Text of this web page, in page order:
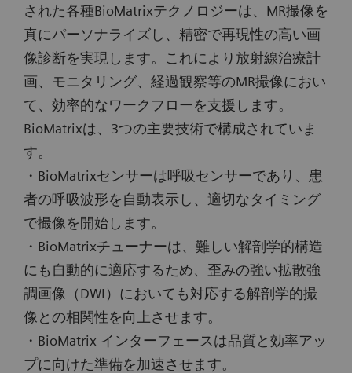
された各種BioMatrixテクノロジーは、MR撮像を
真にパーソナライズし、精密で再現性の高い画
像診断を実現します。これにより放射線治療計
画、モニタリング、経過観察等のMR撮像におい
て、効率的なワークフローを支援します。
BioMatrixは、3つの主要技術で構成されていま
す。
・BioMatrixセンサーは呼吸センサーであり、患
者の呼吸波形を自動表示し、適切なタイミング
で撮像を開始します。
・BioMatrixチューナーは、難しい解剖学的構造
にも自動的に適応するため、歪みの強い拡散強
調画像（DWI）においても対応する解剖学的撮
像との相関性を向上させます。
・BioMatrix インターフェースは品質と効率アッ
プに向けた準備を加速させます。